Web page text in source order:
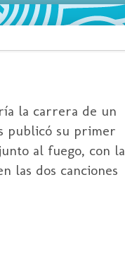
la carrera de un
publicó su primer
al fuego, con la
las dos canciones